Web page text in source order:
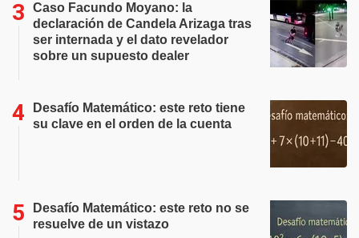
Caso Facundo Moyano: la
declaración de Candela Arizaga tras
ser internada y el dato revelador
sobre un supuesto dealer
Desafío Matemático: este reto tiene
su clave en el orden de la cuenta
Desafío Matemático: este reto no se
resuelve de un vistazo